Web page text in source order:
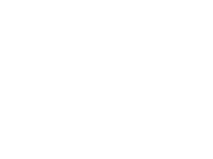
Engineering voor